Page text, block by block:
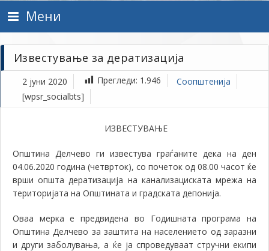
Мени
Известување за дератизација
2 јуни 2020 Прегледи: 1.946
Соопштенија
[wpsr_socialbts]
ИЗВЕСТУВАЊЕ
Општина Делчево ги известува граѓаните дека на ден
04.06.2020 година (четврток), со почеток од 08.00 часот ќе
врши општа дератизација на канализациската мрежа на
територијата на Општината и градската депонија.
Оваа мерка е предвидена во Годишната програма на
Општина Делчево за заштита на населението од заразни
и други заболувања, а ќе ја спроведуваат стручни екипи